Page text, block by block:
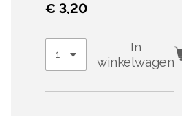
€ 3,20
In
winkelwagen